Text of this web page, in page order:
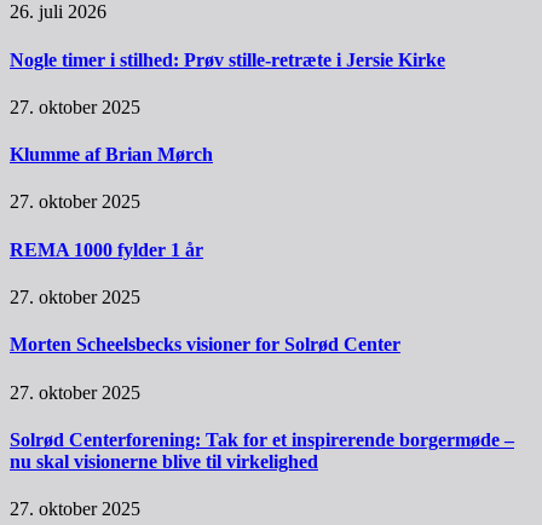
26. juli 2026
Nogle timer i stilhed: Prøv stille-retræte i Jersie Kirke
27. oktober 2025
Klumme af Brian Mørch
27. oktober 2025
REMA 1000 fylder 1 år
27. oktober 2025
Morten Scheelsbecks visioner for Solrød Center
27. oktober 2025
Solrød Centerforening: Tak for et inspirerende borgermøde –
nu skal visionerne blive til virkelighed
27. oktober 2025